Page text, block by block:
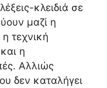
κλειδιά σε
μαζί η
τεχνική
η
Αλλιώς
δεν καταλήγει